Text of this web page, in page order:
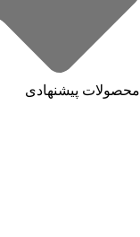
محصولات پیشنهادی